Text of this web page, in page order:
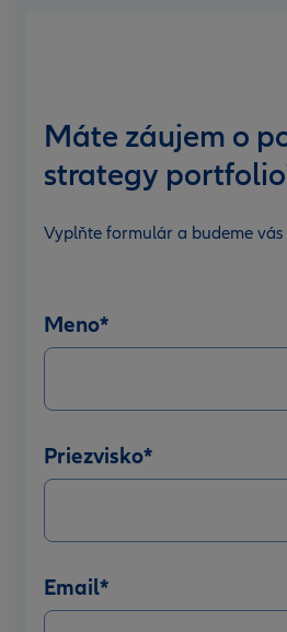
Máte záujem o
strategy
Vyplňte formulár a budeme
Meno*
Priezvisko*
Email*